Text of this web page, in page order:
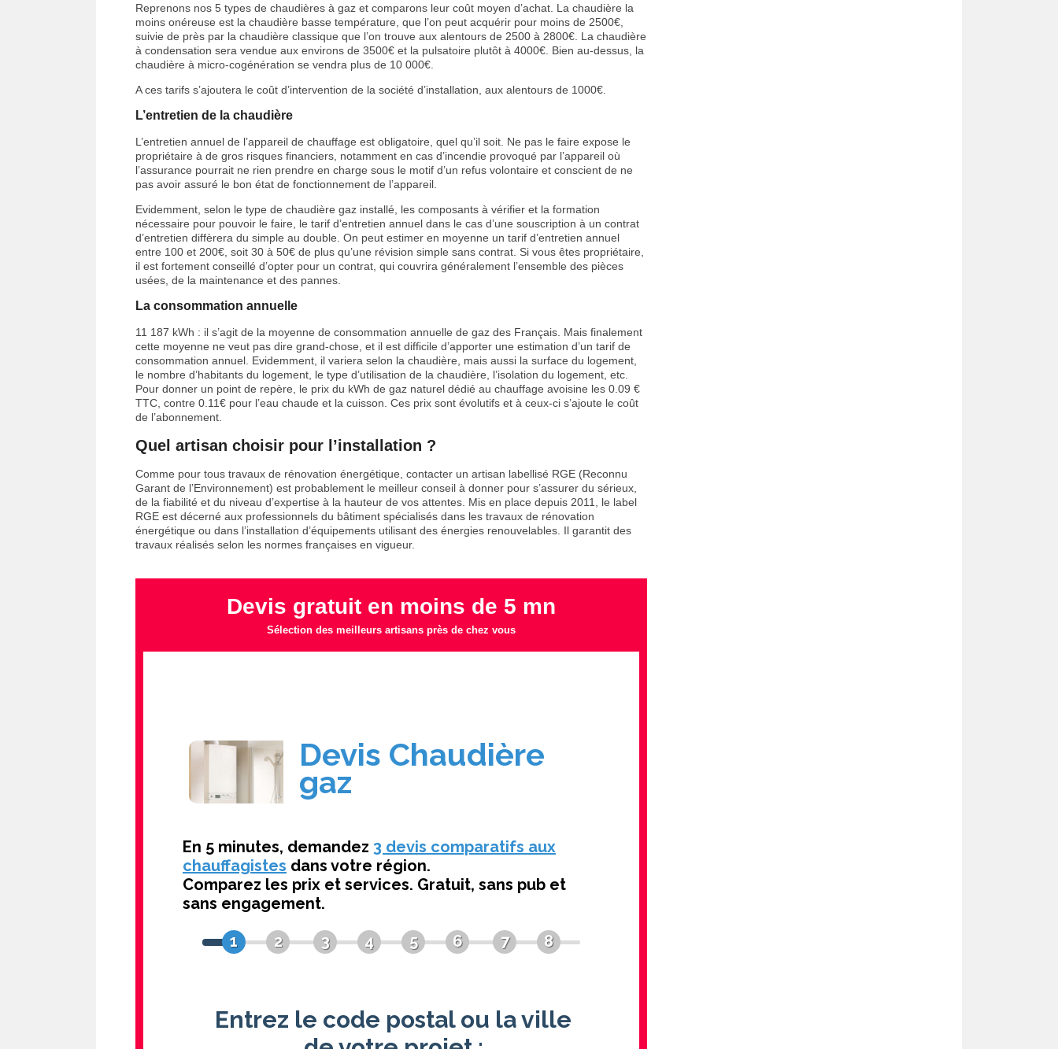
Reprenons nos 5 types de chaudières à gaz et comparons leur coût moyen d’achat. La chaudière la
moins onéreuse est la chaudière basse température, que l’on peut acquérir pour moins de 2500€,
suivie de près par la chaudière classique que l’on trouve aux alentours de 2500 à 2800€. La chaudière
à condensation sera vendue aux environs de 3500€ et la pulsatoire plutôt à 4000€. Bien au-dessus, la
chaudière à micro-cogénération se vendra plus de 10 000€.
A ces tarifs s’ajoutera le coût d’intervention de la société d’installation, aux alentours de 1000€.
L’entretien de la chaudière
L’entretien annuel de l’appareil de chauffage est obligatoire, quel qu’il soit. Ne pas le faire expose le
propriétaire à de gros risques financiers, notamment en cas d’incendie provoqué par l’appareil où
l’assurance pourrait ne rien prendre en charge sous le motif d’un refus volontaire et conscient de ne
pas avoir assuré le bon état de fonctionnement de l’appareil.
Evidemment, selon le type de chaudière gaz installé, les composants à vérifier et la formation
nécessaire pour pouvoir le faire, le tarif d’entretien annuel dans le cas d’une souscription à un contrat
d’entretien diffèrera du simple au double. On peut estimer en moyenne un tarif d’entretien annuel
entre 100 et 200€, soit 30 à 50€ de plus qu’une révision simple sans contrat. Si vous êtes propriétaire,
il est fortement conseillé d’opter pour un contrat, qui couvrira généralement l’ensemble des pièces
usées, de la maintenance et des pannes.
La consommation annuelle
11 187 kWh : il s’agit de la moyenne de consommation annuelle de gaz des Français. Mais finalement
cette moyenne ne veut pas dire grand-chose, et il est difficile d’apporter une estimation d’un tarif de
consommation annuel. Evidemment, il variera selon la chaudière, mais aussi la surface du logement,
le nombre d’habitants du logement, le type d’utilisation de la chaudière, l’isolation du logement, etc.
Pour donner un point de repère, le prix du kWh de gaz naturel dédié au chauffage avoisine les 0.09 €
TTC, contre 0.11€ pour l’eau chaude et la cuisson. Ces prix sont évolutifs et à ceux-ci s’ajoute le coût
de l’abonnement.
Quel artisan choisir pour l’installation ?
Comme pour tous travaux de rénovation énergétique, contacter un artisan labellisé RGE (Reconnu
Garant de l’Environnement) est probablement le meilleur conseil à donner pour s’assurer du sérieux,
de la fiabilité et du niveau d’expertise à la hauteur de vos attentes. Mis en place depuis 2011, le label
RGE est décerné aux professionnels du bâtiment spécialisés dans les travaux de rénovation
énergétique ou dans l’installation d’équipements utilisant des énergies renouvelables. Il garantit des
travaux réalisés selon les normes françaises en vigueur.
Devis gratuit en moins de 5 mn
Sélection des meilleurs artisans près de chez vous